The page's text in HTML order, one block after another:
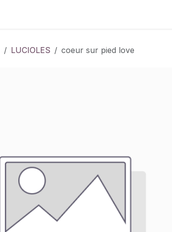
LUCIOLES coeur sur pied love